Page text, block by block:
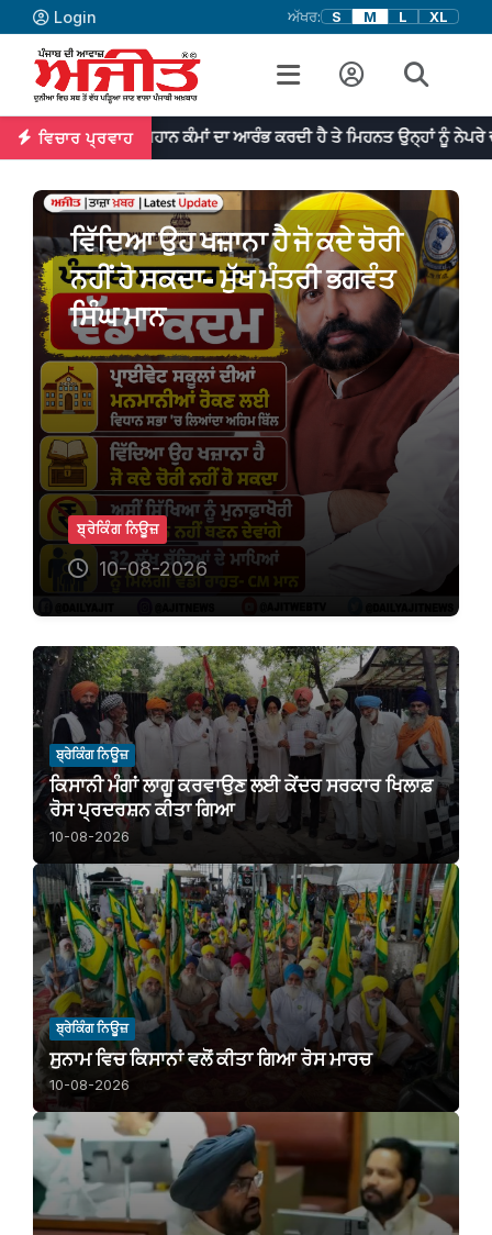
Login ਅੱਖਰ: S M L XL
ਵਿਚਾਰ ਪ੍ਰਵਾਹ
ਦਾ ਆਰੰਭ ਕਰਦੀ ਹੈ ਤੇ ਮਿਹਨਤ ਉਨ੍ਹਾਂ ਨੂੰ ਨੇਪਰੇ ਚੜ੍ਹਾਉਂਦੀ ਹੈ | ¸ਡਾ: ਜਾਨਸਨ
ਵਿੱਦਿਆ ਉਹ ਖਜ਼ਾਨਾ ਹੈ ਜੋ ਕਦੇ ਚੋਰੀ
ਨਹੀਂ ਹੋ ਸਕਦਾ- ਮੁੱਖ ਮੰਤਰੀ ਭਗਵੰਤ
ਸਿੰਘ ਮਾਨ
ਬ੍ਰੇਕਿੰਗ ਨਿਊਜ਼
10-08-2026
ਬ੍ਰੇਕਿੰਗ ਨਿਊਜ਼
ਕਿਸਾਨੀ ਮੰਗਾਂ ਲਾਗੂ ਕਰਵਾਉਣ ਲਈ ਕੇਂਦਰ ਸਰਕਾਰ ਖਿਲਾਫ਼
ਰੋਸ ਪ੍ਰਦਰਸ਼ਨ ਕੀਤਾ ਗਿਆ
10-08-2026
ਬ੍ਰੇਕਿੰਗ ਨਿਊਜ਼
ਸੁਨਾਮ ਵਿਚ ਕਿਸਾਨਾਂ ਵਲੋਂ ਕੀਤਾ ਗਿਆ ਰੋਸ ਮਾਰਚ
10-08-2026